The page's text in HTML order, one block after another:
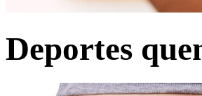
Deportes